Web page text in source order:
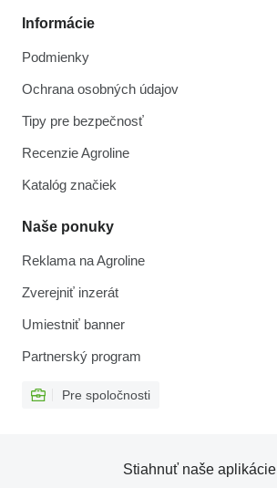
Informácie
Podmienky
Ochrana osobných údajov
Tipy pre bezpečnosť
Recenzie Agroline
Katalóg značiek
Naše ponuky
Reklama na Agroline
Zverejniť inzerát
Umiestniť banner
Partnerský program
Pre spoločnosti
Stiahnuť naše aplikácie